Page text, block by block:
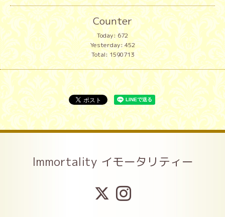
Counter
Today:672
Yesterday:452
Total:1590713
Immortality イモータリティー